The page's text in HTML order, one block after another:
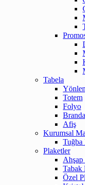
Tabela
Totem
Folyo
Afiş
Kurumsal
Tuğba
Plaketler
Ahşap
Tabak
Özel